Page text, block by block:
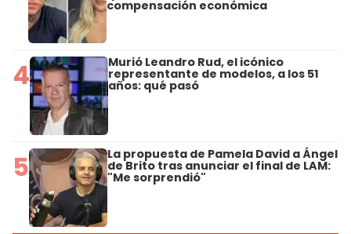
compensación económica
4 Murió Leandro Rud, el icónico
representante de modelos, a los 51
años: qué pasó
5 La propuesta de Pamela David a Ángel
de Brito tras anunciar el final de LAM:
"Me sorprendió"